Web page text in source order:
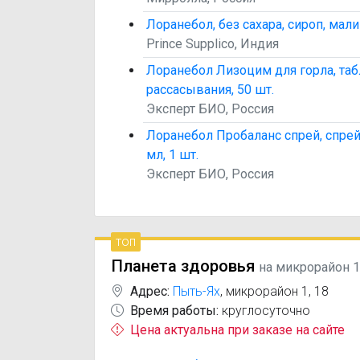
Лоранебол, без сахара, сироп,
Prince Supplico, Индия
Лоранебол Лизоцим для горла,
рассасывания, 50 шт.
Эксперт БИО, Россия
Лоранебол Пробаланс спрей,
мл, 1 шт.
Эксперт БИО, Россия
топ
Планета здоровья на микрорайон 1
Адрес: Пыть-Ях, микрорайон 1, 18
Время работы: круглосуточно
Цена актуальна при заказе на сайте